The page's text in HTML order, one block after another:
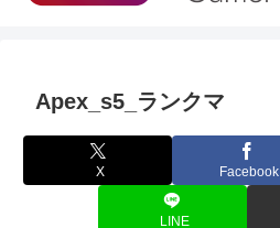
Apex_s5_ランクマ
X Facebook
LINE